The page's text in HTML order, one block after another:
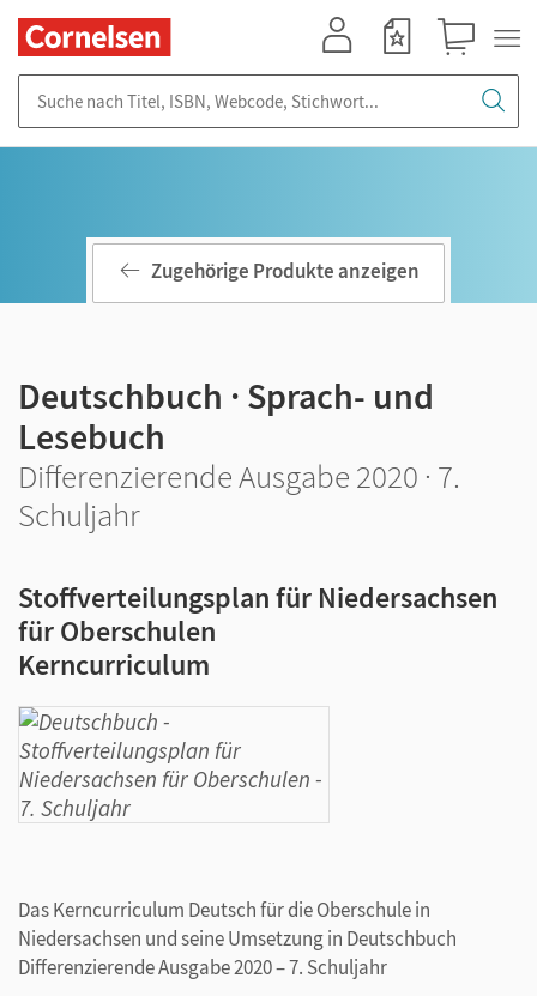
Zugehörige Produkte anzeigen
Deutschbuch · Sprach- und
Lesebuch
Differenzierende Ausgabe 2020 · 7.
Schuljahr
Stoffverteilungsplan für Niedersachsen
für Oberschulen
Kerncurriculum
Das Kerncurriculum Deutsch für die Oberschule in
Niedersachsen und seine Umsetzung in Deutschbuch
Differenzierende Ausgabe 2020 – 7. Schuljahr